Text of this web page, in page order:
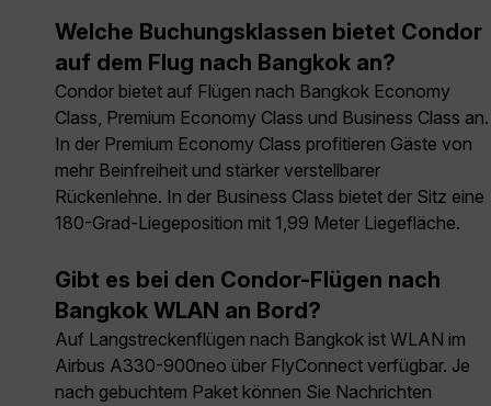
Welche Buchungsklassen bietet Condor
auf dem Flug nach Bangkok an?
Condor bietet auf Flügen nach Bangkok Economy
Class, Premium Economy Class und Business Class an.
In der Premium Economy Class profitieren Gäste von
mehr Beinfreiheit und stärker verstellbarer
Rückenlehne. In der Business Class bietet der Sitz eine
180-Grad-Liegeposition mit 1,99 Meter Liegefläche.
Gibt es bei den Condor-Flügen nach
Bangkok WLAN an Bord?
Auf Langstreckenflügen nach Bangkok ist WLAN im
Airbus A330-900neo über FlyConnect verfügbar. Je
nach gebuchtem Paket können Sie Nachrichten